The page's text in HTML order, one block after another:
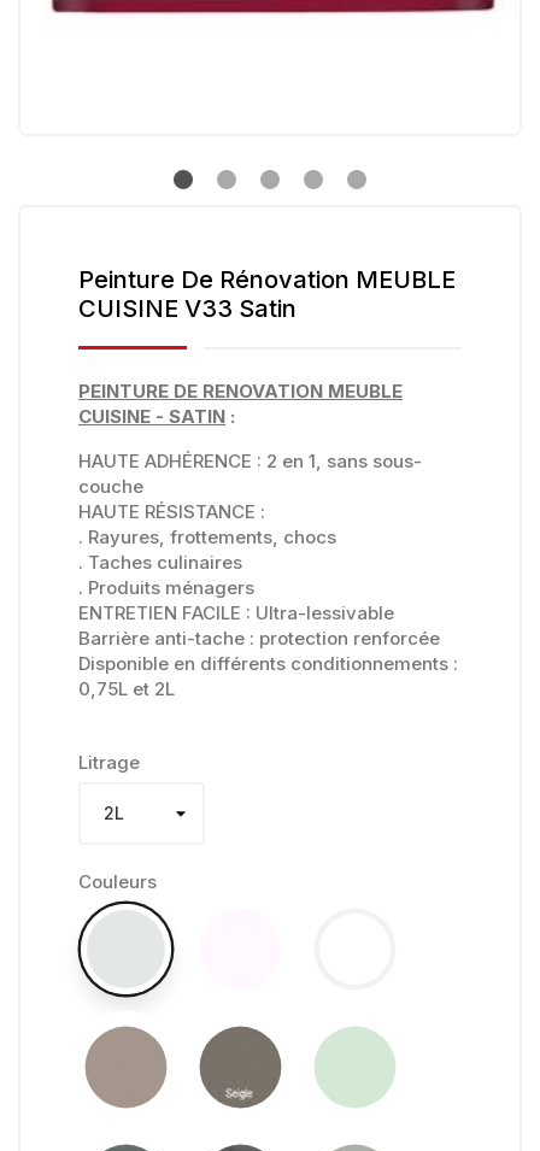
Peinture De Rénovation MEUBLE
CUISINE V33 Satin
PEINTURE DE RENOVATION MEUBLE
CUISINE - SATIN :
HAUTE ADHÉRENCE : 2 en 1, sans sous-
couche
HAUTE RÉSISTANCE :
. Rayures, frottements, chocs
. Taches culinaires
. Produits ménagers
ENTRETIEN FACILE : Ultra-lessivable
Barrière anti-tache : protection renforcée
Disponible en différents conditionnements :
0,75L et 2L
Litrage
Couleurs